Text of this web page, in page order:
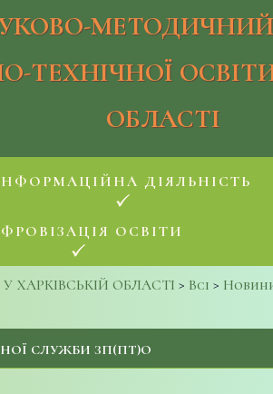
ТЕХНІЧНОЇ
ОБЛАСТІ
ДІЯЛЬНІСТЬ
ОСВІТИ
ОБЛАСТІ > Всі >
СЛУЖБИ ЗП(ПТ)О